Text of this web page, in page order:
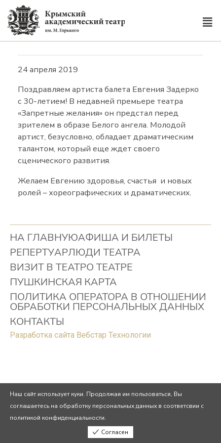
24 апреля 2019
Поздравляем артиста балета Евгения Задерко
с 30-летием! В недавней премьере театра
«Запретные желания» он предстал перед
зрителем в образе Белого ангела. Молодой
артист, безусловно, обладает драматическим
талантом, который еще ждет своего
сценического развития.
Желаем Евгению здоровья, счастья и новых
ролей – хореографических и драматических.
НА ГЛАВНУЮАФИША И БИЛЕТЫ
РЕПЕРТУАРЛЮДИ ТЕАТРА
ВИЗИТ В ТЕАТРО ТЕАТРЕ
ПУШКИНСКАЯ КАРТА
ПОЛИТИКА ОПЕРАТОРА В ОТНОШЕНИИ
ОБРАБОТКИ ПЕРСОНАЛЬНЫХ ДАННЫХ
КОНТАКТЫ
Разработка сайта Вебстар Технологии
Наш сайт использует куки. Продолжая им пользоваться, Вы
соглашаетесь на обработку персональных данных в соответсвии с
политикой конфиденциальности.
Согласен